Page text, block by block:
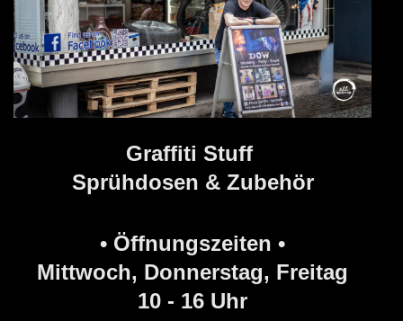
Graffiti Stuff
Sprühdosen & Zubehör
• Öffnungszeiten •
Mittwoch, Donnerstag, Freitag
10 - 16 Uhr